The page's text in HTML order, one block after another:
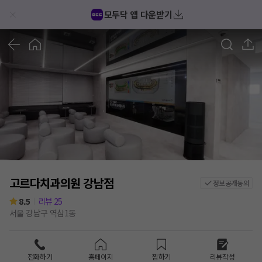
모두닥 앱 다운받기
고르다치과의원 강남점 정보공개동의
8.5 리뷰 25
서울 강남구 역삼1동
전화하기 홈페이지 찜하기 리뷰작성